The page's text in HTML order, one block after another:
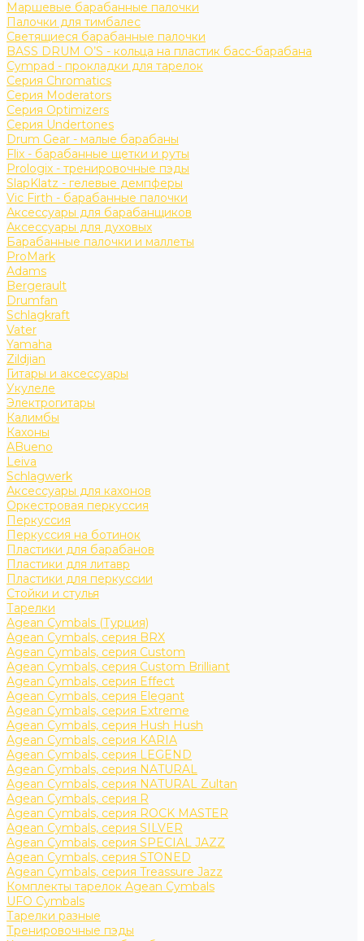
Маршевые барабанные палочки
Палочки для тимбалес
Светящиеся барабанные палочки
BASS DRUM O’S - кольца на пластик басс-барабана
Cympad - прокладки для тарелок
Серия Chromatics
Серия Moderators
Серия Optimizers
Серия Undertones
Drum Gear - малые барабаны
Flix - барабанные щетки и руты
Prologix - тренировочные пэды
SlapKlatz - гелевые демпферы
Vic Firth - барабанные палочки
Аксессуары для барабанщиков
Аксессуары для духовых
Барабанные палочки и маллеты
ProMark
Adams
Bergerault
Drumfan
Schlagkraft
Vater
Yamaha
Zildjian
Гитары и аксессуары
Укулеле
Электрогитары
Калимбы
Кахоны
ABueno
Leiva
Schlagwerk
Аксессуары для кахонов
Оркестровая перкуссия
Перкуссия
Перкуссия на ботинок
Пластики для барабанов
Пластики для литавр
Пластики для перкуссии
Стойки и стулья
Тарелки
Agean Cymbals (Турция)
Agean Cymbals, серия BRX
Agean Cymbals, серия Custom
Agean Cymbals, серия Custom Brilliant
Agean Cymbals, серия Effect
Agean Cymbals, серия Elegant
Agean Cymbals, серия Extreme
Agean Cymbals, серия Hush Hush
Agean Cymbals, серия KARIA
Agean Cymbals, серия LEGEND
Agean Cymbals, серия NATURAL
Agean Cymbals, серия NATURAL Zultan
Agean Cymbals, серия R
Agean Cymbals, серия ROCK MASTER
Agean Cymbals, серия SILVER
Agean Cymbals, серия SPECIAL JAZZ
Agean Cymbals, серия STONED
Agean Cymbals, серия Treassure Jazz
Комплекты тарелок Agean Cymbals
UFO Cymbals
Тарелки разные
Тренировочные пэды